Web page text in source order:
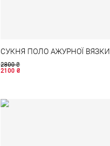
СУКНЯ ПОЛО АЖУРНОЇ ВЯЗКИ
2800₴
2100 ₴